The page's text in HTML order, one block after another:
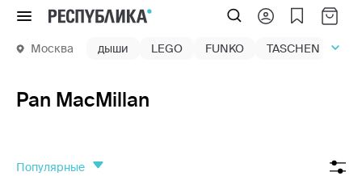
Меню
Москва дыши LEGO FUNKO TASCHEN
Pan MacMillan
популярные